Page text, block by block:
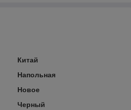
Китай
Напольная
Новое
Черный